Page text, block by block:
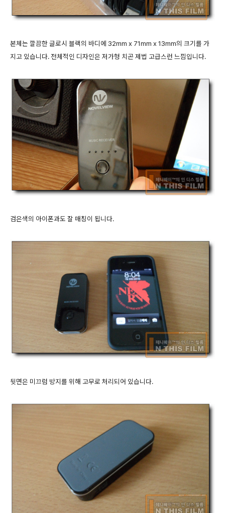
본체는 깔끔한 글로시 블랙의 바디에 32mm x 71mm x 13mm의 크기를 가
지고 있습니다. 전체적인 디자인은 저가형 치곤 제법 고급스런 느낌입니다.
검은색의 아이폰과도 잘 매칭이 됩니다.
뒷면은 미끄럼 방지를 위해 고무로 처리되어 있습니다.